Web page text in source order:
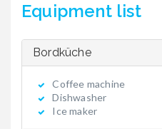
Equipment list
Bordküche
Coffee machine
Dishwasher
Ice maker